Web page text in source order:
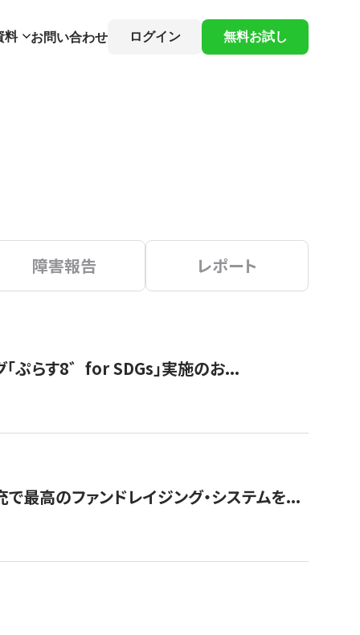
料 お問い合わせ ログイン 無料お試し
障害報告 レポート
ぷらす8゛for SDGs」実施のお...
最高のファンドレイジング・システムを...